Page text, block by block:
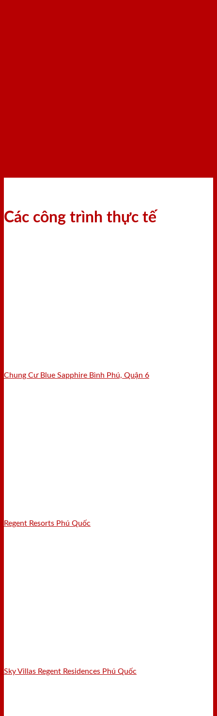
Các công trình thực tế
Chung Cư Blue Sapphire Bình Phú, Quận 6
Regent Resorts Phú Quốc
Sky Villas Regent Residences Phú Quốc